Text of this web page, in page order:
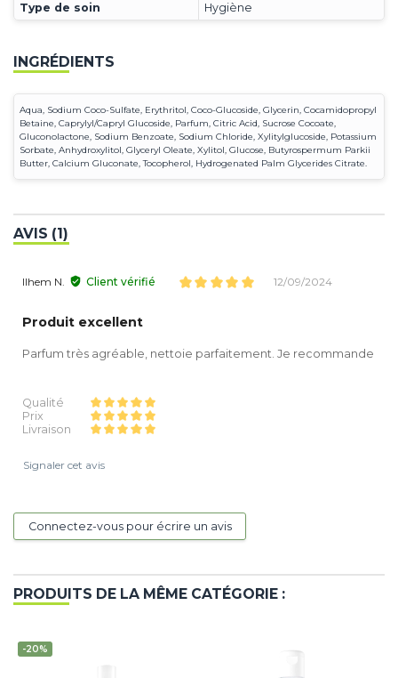
Type de soin
Hygiène
INGRÉDIENTS
Aqua, Sodium Coco-Sulfate, Erythritol, Coco-Glucoside, Glycerin, Cocamidopropyl
Betaine, Caprylyl/Capryl Glucoside, Parfum, Citric Acid, Sucrose Cocoate,
Gluconolactone, Sodium Benzoate, Sodium Chloride, Xylitylglucoside, Potassium
Sorbate, Anhydroxylitol, Glyceryl Oleate, Xylitol, Glucose, Butyrospermum Parkii
Butter, Calcium Gluconate, Tocopherol, Hydrogenated Palm Glycerides Citrate.
AVIS (1)
Ilhem N. Client vérifié 12/09/2024
Produit excellent
Parfum très agréable, nettoie parfaitement. Je recommande
Qualité
Prix
Livraison
Signaler cet avis
Connectez-vous pour écrire un avis
PRODUITS DE LA MÊME CATÉGORIE :
-20%